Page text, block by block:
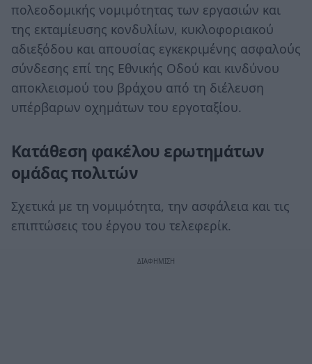
πολεοδομικής νομιμότητας των εργασιών και
της εκταμίευσης κονδυλίων, κυκλοφοριακού
αδιεξόδου και απουσίας εγκεκριμένης ασφαλούς
σύνδεσης επί της Εθνικής Οδού και κινδύνου
αποκλεισμού του βράχου από τη διέλευση
υπέρβαρων οχημάτων του εργοταξίου.
Κατάθεση φακέλου ερωτημάτων
ομάδας πολιτών
Σχετικά με τη νομιμότητα, την ασφάλεια και τις
επιπτώσεις του έργου του τελεφερίκ.